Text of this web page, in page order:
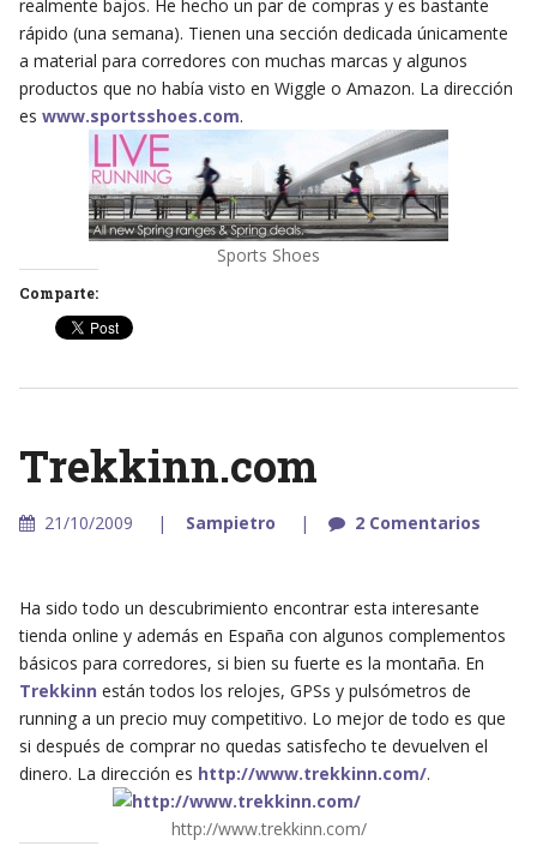
realmente bajos. He hecho un par de compras y es bastante
rápido (una semana). Tienen una sección dedicada únicamente
a material para corredores con muchas marcas y algunos
productos que no había visto en Wiggle o Amazon. La dirección
es www.sportsshoes.com.
Sports Shoes
Comparte:
Trekkinn.com
21/10/2009 Sampietro 2 Comentarios
Ha sido todo un descubrimiento encontrar esta interesante
tienda online y además en España con algunos complementos
básicos para corredores, si bien su fuerte es la montaña. En
Trekkinn están todos los relojes, GPSs y pulsómetros de
running a un precio muy competitivo. Lo mejor de todo es que
si después de comprar no quedas satisfecho te devuelven el
dinero. La dirección es http://www.trekkinn.com/.
http://www.trekkinn.com/